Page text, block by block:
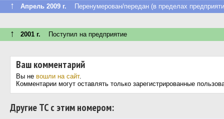
↑ Апрель 2009 г. Перенумерован/передан (в пределах
↑ 2001 г. Поступил на предприятие
Ваш комментарий
Вы не вошли на сайт.
Комментарии могут оставлять только зарегистрированные
Другие ТС с этим номером: